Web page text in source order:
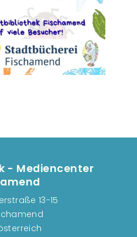
- Mediencenter
13-15